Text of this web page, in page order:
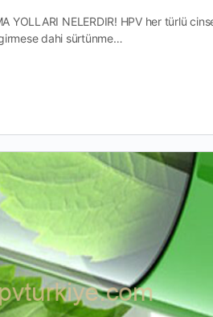
YOLLARI NELERDIR! HPV her türlü
dahi sürtünme…